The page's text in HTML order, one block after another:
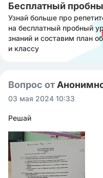
Бесплатный
Узнай больше про
на бесплатный пробный
знаний и составим план
и классу
Вопрос от
03 мая 2024 10:33
Решай